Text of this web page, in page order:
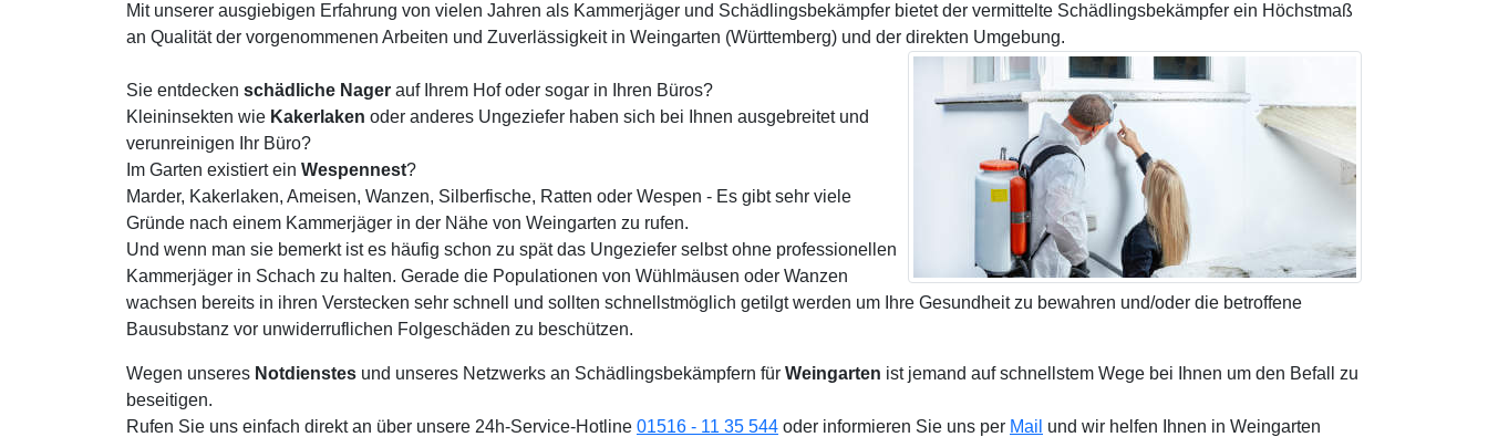
Mit unserer ausgiebigen Erfahrung von vielen Jahren als Kammerjäger und Schädlingsbekämpfer bietet der vermittelte Schädlingsbekämpfer ein Höchstmaß
an Qualität der vorgenommenen Arbeiten und Zuverlässigkeit in Weingarten (Württemberg) und der direkten Umgebung.
Sie entdecken schädliche Nager auf Ihrem Hof oder sogar in Ihren Büros?
Kleininsekten wie Kakerlaken oder anderes Ungeziefer haben sich bei Ihnen ausgebreitet und
verunreinigen Ihr Büro?
Im Garten existiert ein Wespennest?
Marder, Kakerlaken, Ameisen, Wanzen, Silberfische, Ratten oder Wespen - Es gibt sehr viele
Gründe nach einem Kammerjäger in der Nähe von Weingarten zu rufen.
Und wenn man sie bemerkt ist es häufig schon zu spät das Ungeziefer selbst ohne professionellen
Kammerjäger in Schach zu halten. Gerade die Populationen von Wühlmäusen oder Wanzen
wachsen bereits in ihren Verstecken sehr schnell und sollten schnellstmöglich getilgt werden um Ihre Gesundheit zu bewahren und/oder die betroffene
Bausubstanz vor unwiderruflichen Folgeschäden zu beschützen.
Wegen unseres Notdienstes und unseres Netzwerks an Schädlingsbekämpfern für Weingarten ist jemand auf schnellstem Wege bei Ihnen um den Befall zu
beseitigen.
Rufen Sie uns einfach direkt an über unsere 24h-Service-Hotline 01516 - 11 35 544 oder informieren Sie uns per Mail und wir helfen Ihnen in Weingarten